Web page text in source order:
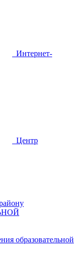
Интернет-
Центр
образовательной